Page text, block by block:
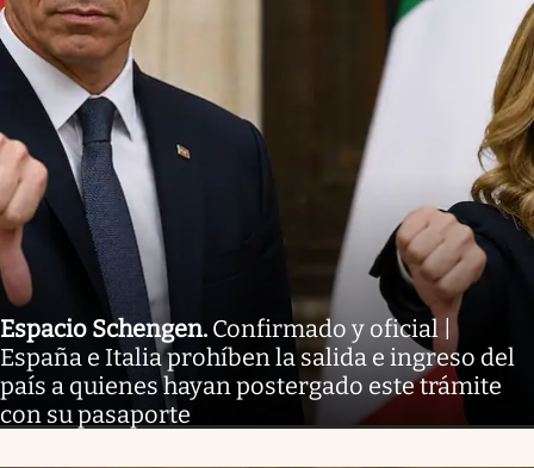
Espacio Schengen. Confirmado y oficial |
España e Italia prohíben la salida e ingreso del
país a quienes hayan postergado este trámite
con su pasaporte